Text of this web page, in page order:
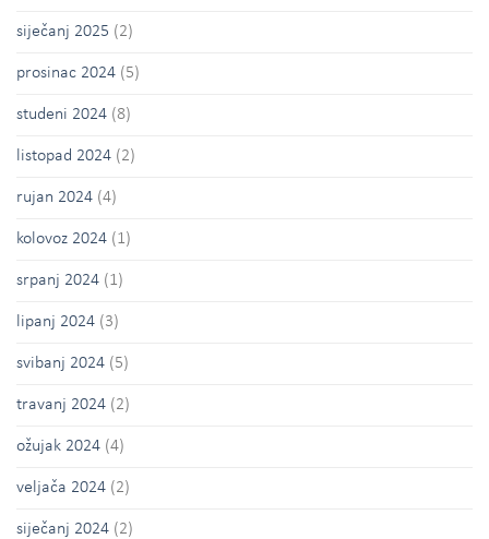
siječanj 2025 (2)
prosinac 2024 (5)
studeni 2024 (8)
listopad 2024 (2)
rujan 2024 (4)
kolovoz 2024 (1)
srpanj 2024 (1)
lipanj 2024 (3)
svibanj 2024 (5)
travanj 2024 (2)
ožujak 2024 (4)
veljača 2024 (2)
siječanj 2024 (2)